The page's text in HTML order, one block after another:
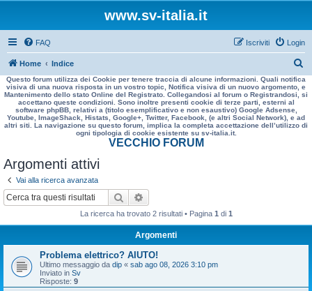
www.sv-italia.it
FAQ Login
Iscriviti
Home Indice
e
r
a
Questo forum utilizza dei Cookie per tenere traccia di alcune informazioni. Quali notifica
visiva di una nuova risposta in un vostro topic, Notifica visiva di un nuovo argomento, e
Mantenimento dello stato Online del Registrato. Collegandosi al forum o Registrandosi, si
accettano queste condizioni. Sono inoltre presenti cookie di terze parti, esterni al
software phpBB, relativi a (titolo esemplificativo e non esaustivo) Google Adsense,
Youtube, ImageShack, Histats, Google+, Twitter, Facebook, (e altri Social Network), e ad
altri siti. La navigazione su questo forum, implica la completa accettazione dell’utilizzo di
ogni tipologia di cookie esistente su sv-italia.it.
VECCHIO FORUM
Argomenti attivi
Vai alla ricerca avanzata
Cerca
La ricerca ha trovato 2 risultati • Pagina 1 di 1
Argomenti
Problema elettrico? AIUTO!
Ultimo messaggio da dip « sab ago 08, 2026 3:10 pm
Inviato in Sv
Risposte: 9